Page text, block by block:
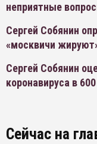
неприятные
Сергей Собянин
«москвичи
Сергей Собянин
коронавируса в
Сейчас на